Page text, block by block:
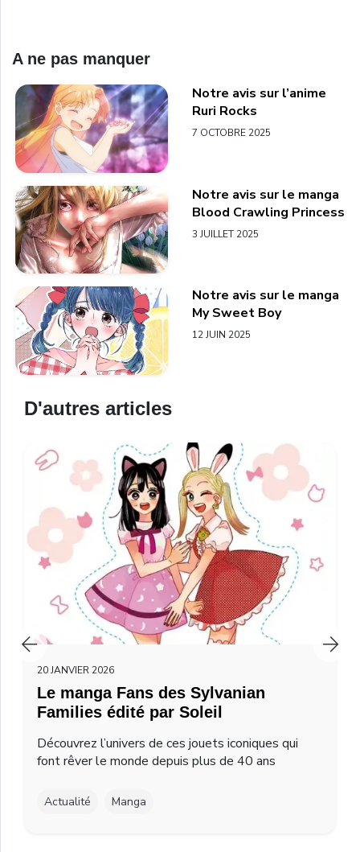
A ne pas manquer
Notre avis sur l’anime
Ruri Rocks
7 OCTOBRE 2025
Notre avis sur le manga
Blood Crawling Princess
3 JUILLET 2025
Notre avis sur le manga
My Sweet Boy
12 JUIN 2025
D'autres articles
20 JANVIER 2026
Le manga Fans des Sylvanian
Families édité par Soleil
Découvrez l’univers de ces jouets iconiques qui
font rêver le monde depuis plus de 40 ans
Actualité Manga